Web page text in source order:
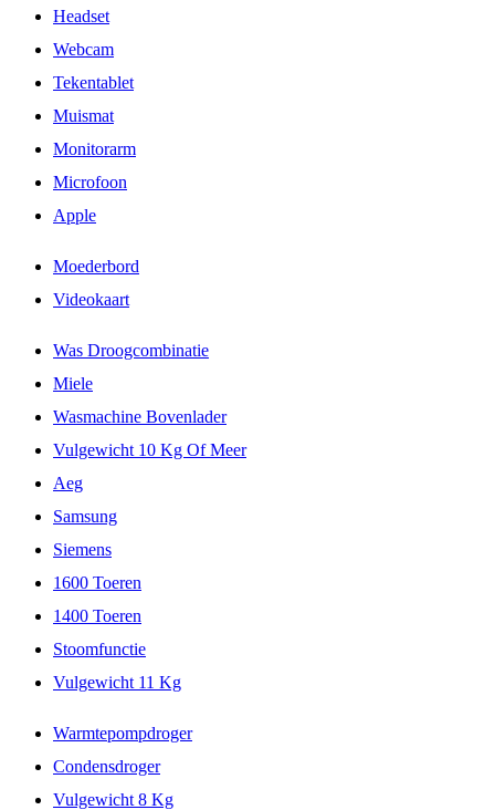
Headset
Webcam
Tekentablet
Muismat
Monitorarm
Microfoon
Apple
Moederbord
Videokaart
Was Droogcombinatie
Miele
Wasmachine Bovenlader
Vulgewicht 10 Kg Of Meer
Aeg
Samsung
Siemens
1600 Toeren
1400 Toeren
Stoomfunctie
Vulgewicht 11 Kg
Warmtepompdroger
Condensdroger
Vulgewicht 8 Kg